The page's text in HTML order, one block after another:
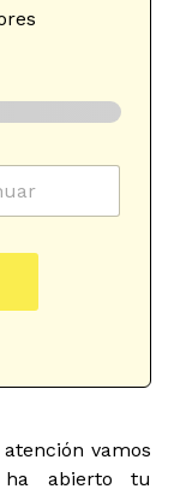
vamos
abierto tu